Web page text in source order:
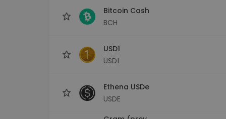
Bitcoin Cash
BCH
USD1
USD1
Ethena USDe
USDE